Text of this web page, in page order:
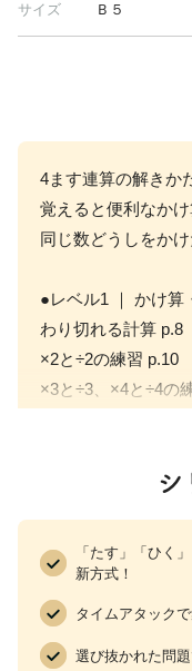
サイズ Ｂ５
4ます連算の解きか
覚えると便利なか
同じ数どうしをか
●レベル1 ｜ かけ算
わり切れる計算 p.8
×2と÷2の練習 p.10
×3と÷3、×4と÷4の
×8と÷8の練習 p.18
分母が同じ分数のた
分母がちがう分数
整数×分数／分数×
シ
「たす」「ひく
新方式！
タイムアタック
選び抜かれた問